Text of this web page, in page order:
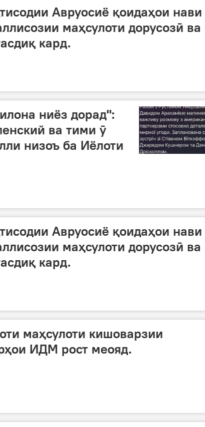
Авруосиё қоидаҳои нави
маҳсулоти дорусозӣ ва
кард.
ниёз дорад":
ва тими ӯ
низоъ ба Иёлоти
Авруосиё қоидаҳои нави
маҳсулоти дорусозӣ ва
кард.
маҳсулоти кишоварзии
ИДМ рост меояд.